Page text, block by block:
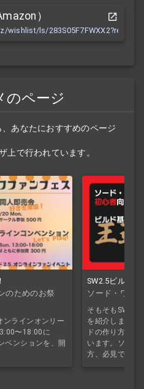
）
wishlist/ls/
のページ
あなたにおすすめのページ
上で行われています。
のためのお祭
ラインオンリー
〜18:00に
ベンションを、開
SW2.5ビルド
ソード・ワー
そもそもSW2.5
を紹介します。
ドの作り方を
います。ソドワ
方、必見です。